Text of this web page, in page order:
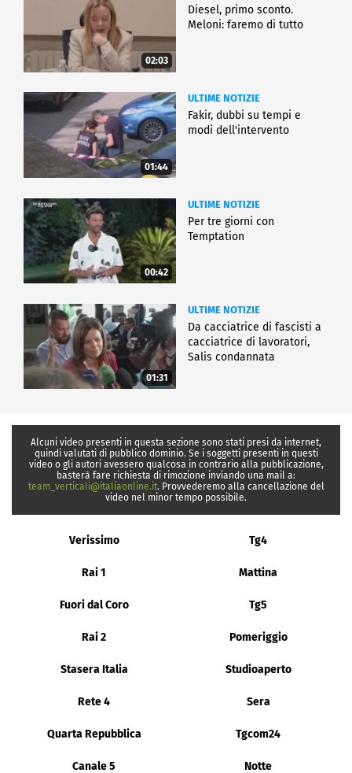
02:03
Diesel, primo sconto.
Meloni: faremo di tutto
01:44
ULTIME NOTIZIE
Fakir, dubbi su tempi e
modi dell'intervento
00:42
ULTIME NOTIZIE
Per tre giorni con
Temptation
01:31
ULTIME NOTIZIE
Da cacciatrice di fascisti a
cacciatrice di lavoratori,
Salis condannata
Alcuni video presenti in questa sezione sono stati presi da internet,
quindi valutati di pubblico dominio. Se i soggetti presenti in questi
video o gli autori avessero qualcosa in contrario alla pubblicazione,
basterà fare richiesta di rimozione inviando una mail a:
team_verticali@italiaonline.it. Provvederemo alla cancellazione del
video nel minor tempo possibile.
Verissimo Tg4
Rai 1 Mattina
Fuori dal Coro Tg5
Rai 2 Pomeriggio
Stasera Italia Studioaperto
Rete 4 Sera
Quarta Repubblica Tgcom24
Canale 5 Notte